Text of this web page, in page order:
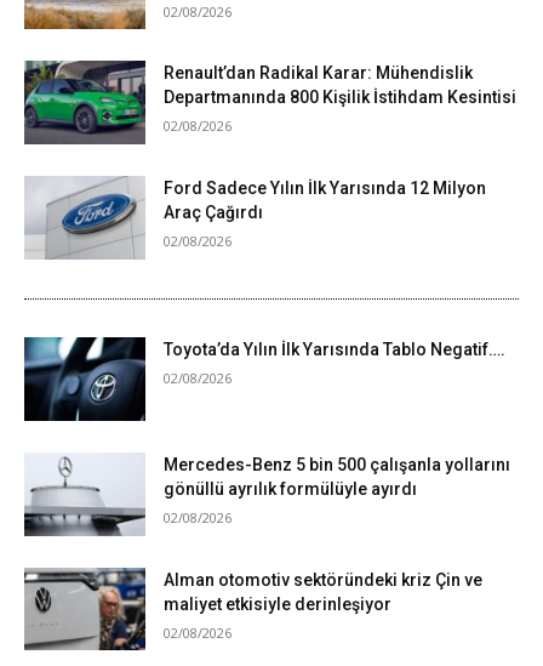
02/08/2026
Renault’dan Radikal Karar: Mühendislik
Departmanında 800 Kişilik İstihdam Kesintisi
02/08/2026
Ford Sadece Yılın İlk Yarısında 12 Milyon
Araç Çağırdı
02/08/2026
Toyota’da Yılın İlk Yarısında Tablo Negatif….
02/08/2026
Mercedes-Benz 5 bin 500 çalışanla yollarını
gönüllü ayrılık formülüyle ayırdı
02/08/2026
Alman otomotiv sektöründeki kriz Çin ve
maliyet etkisiyle derinleşiyor
02/08/2026